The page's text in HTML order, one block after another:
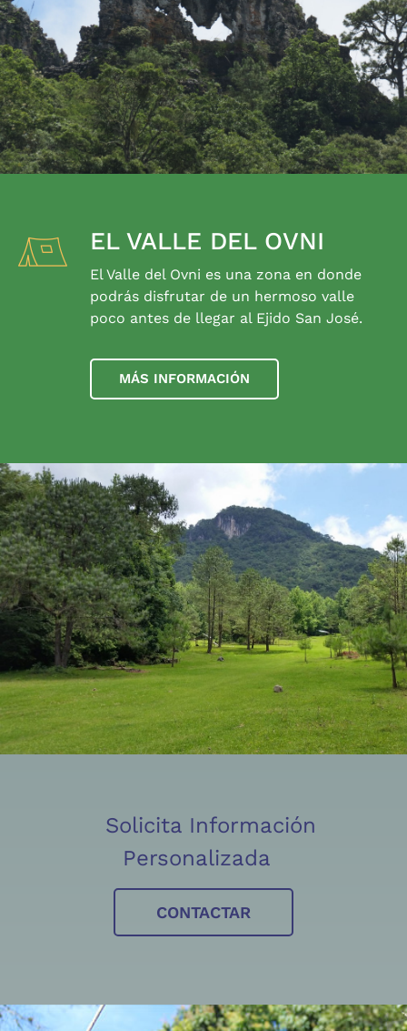
EL VALLE DEL OVNI
El Valle del Ovni es una zona en donde
podrás disfrutar de un hermoso valle
poco antes de llegar al Ejido San José.
MÁS INFORMACIÓN
Solicita Información
Personalizada
CONTACTAR